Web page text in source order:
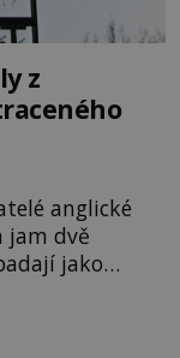
z
anglické
jam dvě
jako
Jejich